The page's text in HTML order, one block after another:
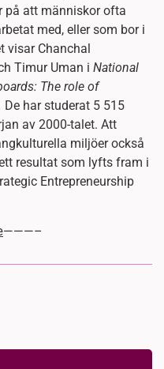
på att människor ofta
med, eller som bor i
visar Chanchal
Timur Uman i National
The role of
De har studerat 5 515
av 2000-talet. Att
miljöer också
resultat som lyfts fram i
Entrepreneurship
———–